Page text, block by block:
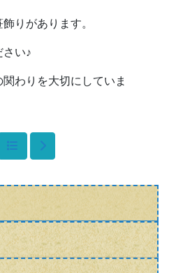
りがあります。
さい♪
わりを大切にしていま